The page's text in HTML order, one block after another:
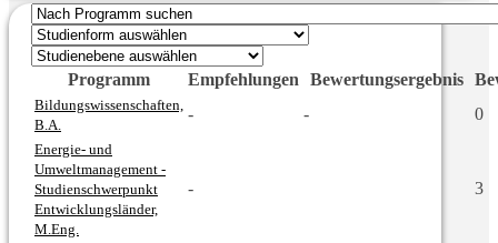
Programm Empfehlungen Bewertungsergebnis
Bildungswissenschaften,
B.A.
- - 0
Energie- und
Umweltmanagement -
Studienschwerpunkt
Entwicklungsländer,
M.Eng.
- 3